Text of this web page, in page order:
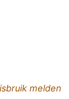
melden